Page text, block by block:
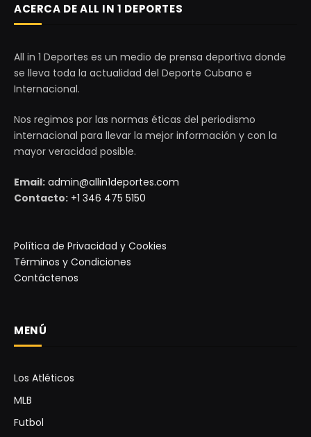
ACERCA DE ALL IN 1 DEPORTES
All in 1 Deportes es un medio de prensa deportiva donde
se lleva toda la actualidad del Deporte Cubano e
Internacional.
Nos regimos por las normas éticas del periodismo
internacional para llevar la mejor información y con la
mayor veracidad posible.
Email: admin@allin1deportes.com
Contacto: +1 346 475 5150
Política de Privacidad y Cookies
Términos y Condiciones
Contáctenos
MENÚ
Los Atléticos
MLB
Futbol